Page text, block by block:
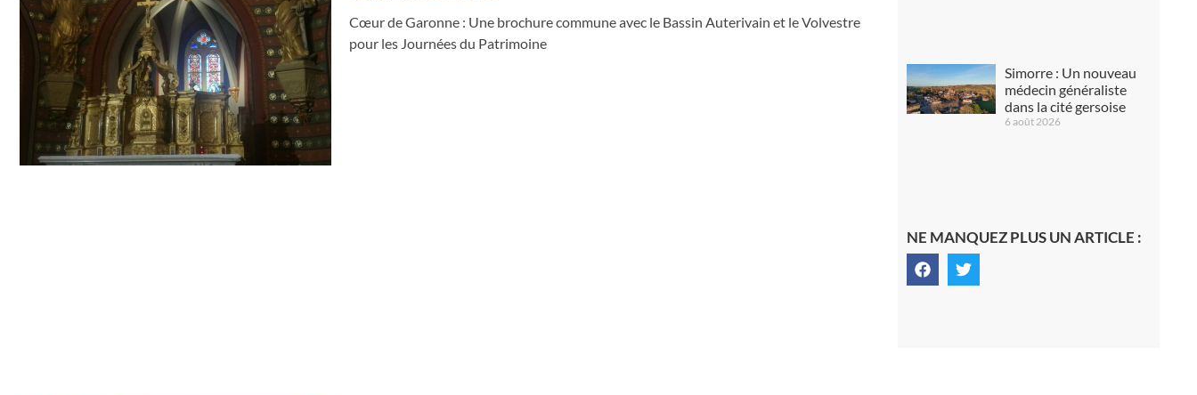
Cœur de Garonne : Une brochure commune avec le Bassin Auterivain et le Volvestre
pour les Journées du Patrimoine
Simorre : Un nouveau
médecin généraliste
dans la cité gersoise
6 août 2026
NE MANQUEZ PLUS UN ARTICLE :